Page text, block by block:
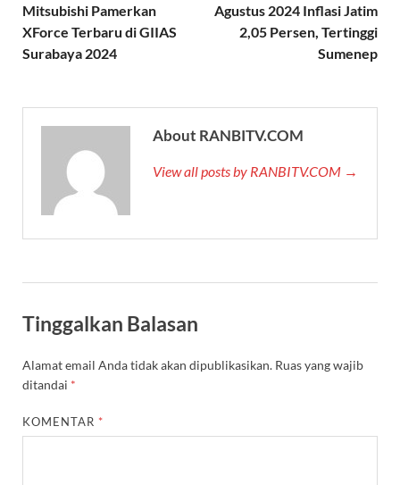
Mitsubishi Pamerkan
XForce Terbaru di GIIAS
Surabaya 2024
Agustus 2024 Inflasi Jatim
2,05 Persen, Tertinggi
Sumenep
About RANBITV.COM
View all posts by RANBITV.COM →
Tinggalkan Balasan
Alamat email Anda tidak akan dipublikasikan. Ruas yang wajib
ditandai *
KOMENTAR *